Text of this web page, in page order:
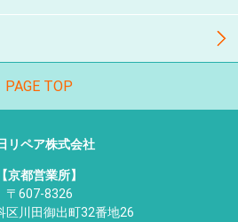
PAGE TOP
リペア株式会社
【京都営業所】
〒607-8326
区川田御出町32番地26